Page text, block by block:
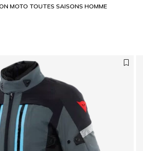
MOTO TOUTES SAISONS HOMME